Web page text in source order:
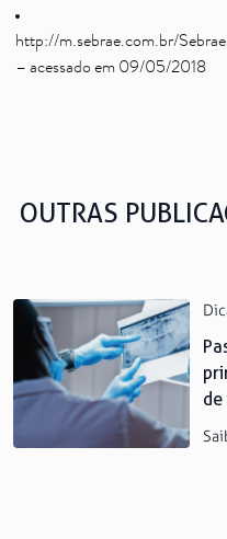
http://m.sebrae.com.br/
– acessado em 09/05/2018
OUTRAS